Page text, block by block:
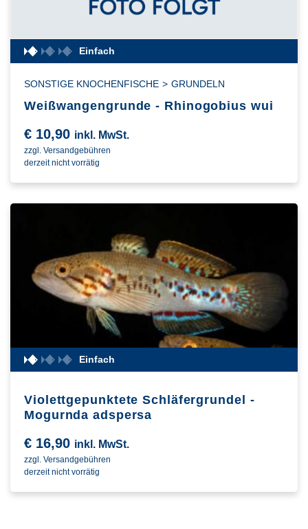
Einfach
SONSTIGE KNOCHENFISCHE > GRUNDELN
Weißwangengrunde - Rhinogobius wui
€ 10,90 inkl. MwSt.
zzgl. Versandgebühren
derzeit nicht vorrätig
Einfach
Violettgepunktete Schläfergrundel -
Mogurnda adspersa
€ 16,90 inkl. MwSt.
zzgl. Versandgebühren
derzeit nicht vorrätig